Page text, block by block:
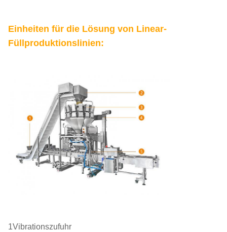
Einheiten für die Lösung von Linear-
Füllproduktionslinien:
1Vibrationszufuhr